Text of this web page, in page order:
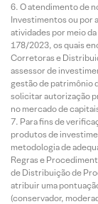
O atendimento de
Investimentos ou por
atividades por meio
178/2023, os quais
Corretoras e
assessor de
gestão de patrimônio
solicitar autorização
no mercado de
Para fins de
produtos de
metodologia de
Regras e
de Distribuição de
atribuir uma
(conservador,